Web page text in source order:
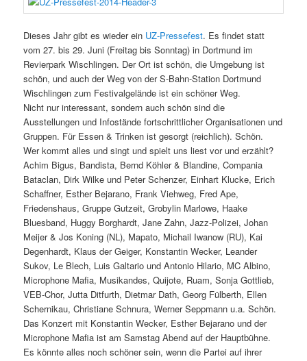
Dieses Jahr gibt es wieder ein UZ-Pressefest. Es findet statt
vom 27. bis 29. Juni (Freitag bis Sonntag) in Dortmund im
Revierpark Wischlingen. Der Ort ist schön, die Umgebung ist
schön, und auch der Weg von der S-Bahn-Station Dortmund
Wischlingen zum Festivalgelände ist ein schöner Weg.
Nicht nur interessant, sondern auch schön sind die
Ausstellungen und Infostände fortschrittlicher Organisationen und
Gruppen. Für Essen & Trinken ist gesorgt (reichlich). Schön.
Wer kommt alles und singt und spielt uns liest vor und erzählt?
Achim Bigus, Bandista, Bernd Köhler & Blandine, Compania
Bataclan, Dirk Wilke und Peter Schenzer, Einhart Klucke, Erich
Schaffner, Esther Bejarano, Frank Viehweg, Fred Ape,
Friedenshaus, Gruppe Gutzeit, Grobylin Marlowe, Haake
Bluesband, Huggy Borghardt, Jane Zahn, Jazz-Polizei, Johan
Meijer & Jos Koning (NL), Mapato, Michail Iwanow (RU), Kai
Degenhardt, Klaus der Geiger, Konstantin Wecker, Leander
Sukov, Le Blech, Luis Galtario und Antonio Hilario, MC Albino,
Microphone Mafia, Musikandes, Quijote, Ruam, Sonja Gottlieb,
VEB-Chor, Jutta Ditfurth, Dietmar Dath, Georg Fülberth, Ellen
Schernikau, Christiane Schnura, Werner Seppmann u.a. Schön.
Das Konzert mit Konstantin Wecker, Esther Bejarano und der
Microphone Mafia ist am Samstag Abend auf der Hauptbühne.
Es könnte alles noch schöner sein, wenn die Partei auf ihrer